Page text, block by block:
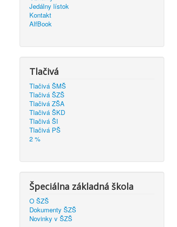
Jedálny lístok
Kontakt
AlfBook
Tlačivá
Tlačivá ŠMŠ
Tlačivá ŠZŠ
Tlačivá ZŠA
Tlačivá ŠKD
Tlačivá ŠI
Tlačivá PŠ
2 %
Špeciálna základná škola
O ŠZŠ
Dokumenty ŠZŠ
Novinky v ŠZŠ